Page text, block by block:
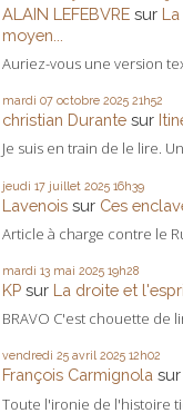
ALAIN LEFEBVRE sur
moyen...
Auriez-vous une version
mardi 07 octobre 2025 21h52
christian Durante sur
Je suis en train de le lire.
jeudi 17 juillet 2025 16h39
Lavenois sur Ces
Article à charge contre le
mardi 13 mai 2025 19h28
KP sur La droite et
BRAVO C'est chouette de
vendredi 25 avril 2025 12h02
François Carmignola sur
Toute l'ironie de l'histoire